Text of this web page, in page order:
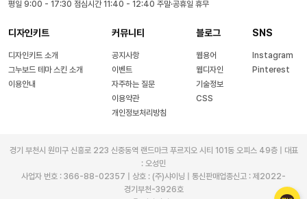
평일 9:00 - 17:30 점심시간 11:40 - 12:40 주말·공휴일 휴무
디자인키트
디자인키트 소개
그누보드 테마 스킨 소개
이용안내
커뮤니티
공지사항
이벤트
자주하는 질문
이용약관
개인정보처리방침
블로그
웹용어
웹디자인
기술정보
CSS
SNS
Instagram
Pinterest
경기 부천시 원미구 신흥로 223 신중동역 랜드마크 푸르지오 시티 101동 오피스 49층 | 대표
: 오성민
사업자 번호 : 366-88-02357 | 상호 : (주)샤이닝 | 통신판매업종신고 : 제2022-
경기부천-3926호